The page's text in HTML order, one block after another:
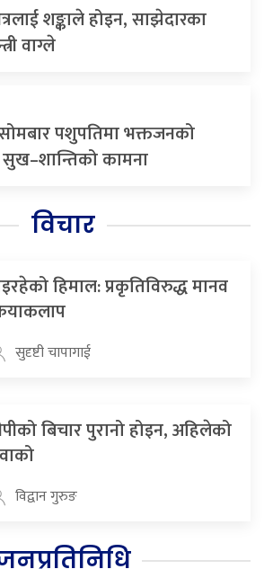
शङ्काले होइन, साझेदारका
वाग्ले
पशुपतिमा भक्तजनको
कामना
विचार
हिमाल: प्रकृतिविरुद्ध मानव
सुदृष्टी चापागाई
बिचार पुरानो होइन, अहिलेको
विद्वान गुरुङ